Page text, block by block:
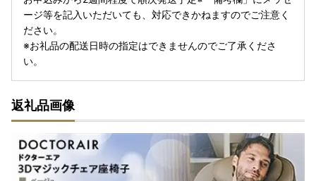
ージ等を記入いただいても、対応できかねますのでご注意く
ださい。
※お礼品の配送日時の指定はできませんのでご了承くださ
い。
返礼品画像